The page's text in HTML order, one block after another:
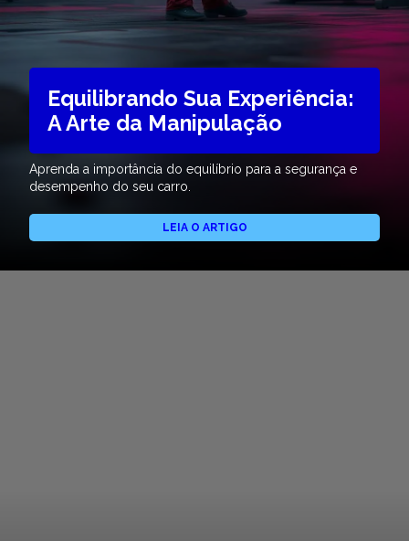
Equilibrando Sua Experiência:
A Arte da Manipulação
Aprenda a importância do equilíbrio para a segurança e
desempenho do seu carro.
LEIA O ARTIGO